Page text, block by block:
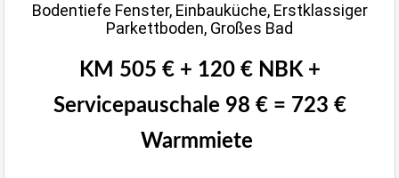
Bodentiefe Fenster, Einbauküche, Erstklassiger
Parkettboden, Großes Bad
KM 505 € + 120 € NBK +
Servicepauschale 98 € = 723 €
Warmmiete